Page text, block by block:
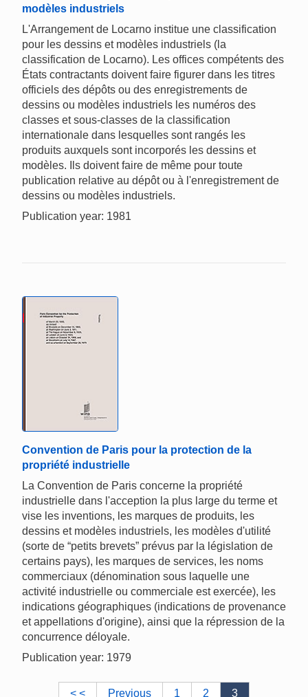
modèles industriels
L'Arrangement de Locarno institue une classification
pour les dessins et modèles industriels (la
classification de Locarno). Les offices compétents des
États contractants doivent faire figurer dans les titres
officiels des dépôts ou des enregistrements de
dessins ou modèles industriels les numéros des
classes et sous-classes de la classification
internationale dans lesquelles sont rangés les
produits auxquels sont incorporés les dessins et
modèles. Ils doivent faire de même pour toute
publication relative au dépôt ou à l'enregistrement de
dessins ou modèles industriels.
Publication year: 1981
Convention de Paris pour la protection de la
propriété industrielle
La Convention de Paris concerne la propriété
industrielle dans l'acception la plus large du terme et
vise les inventions, les marques de produits, les
dessins et modèles industriels, les modèles d'utilité
(sorte de “petits brevets” prévus par la législation de
certains pays), les marques de services, les noms
commerciaux (dénomination sous laquelle une
activité industrielle ou commerciale est exercée), les
indications géographiques (indications de provenance
et appellations d'origine), ainsi que la répression de la
concurrence déloyale.
Publication year: 1979
< < Previous 1 2 3